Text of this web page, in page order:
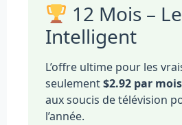
12 Mois –
Intelligent
L’offre ultime pour les
seulement$2.92 par mois
aux soucis de télévision
l’année.